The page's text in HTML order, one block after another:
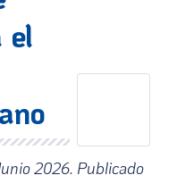
el
2026. Publicado